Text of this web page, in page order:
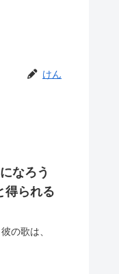
けん
なろう
得られる
の歌は、